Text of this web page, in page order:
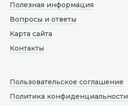
Полезная информация
Вопросы и ответы
Карта сайта
Контакты
Пользовательское соглашение
Политика конфиденциальности